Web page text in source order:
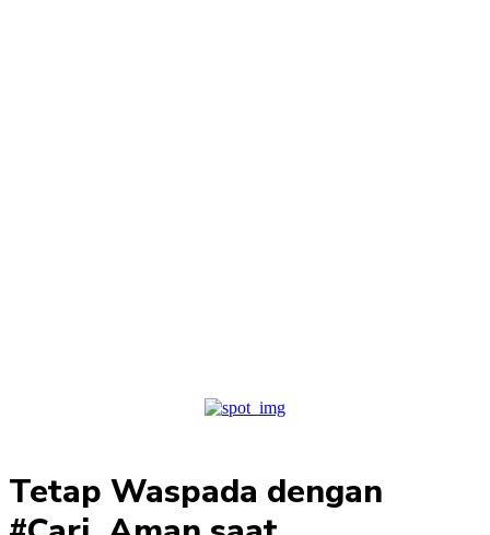
Tetap Waspada dengan